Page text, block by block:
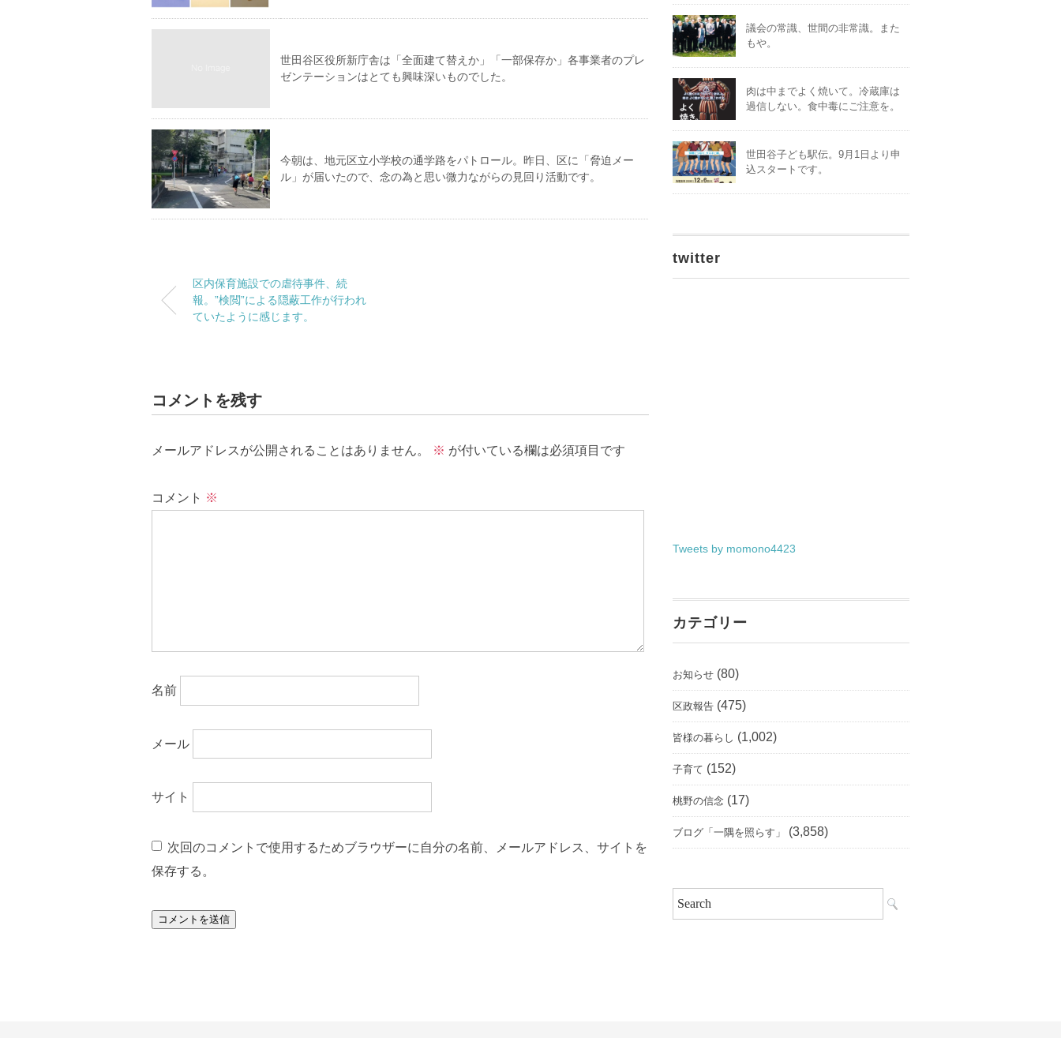
世田谷区役所新庁舎は「全面建て替えか」「一部保存か」各事業者のプレ
ゼンテーションはとても興味深いものでした。
今朝は、地元区立小学校の通学路をパトロール。昨日、区に「脅迫メー
ル」が届いたので、念の為と思い微力ながらの見回り活動です。
区内保育施設での虐待事件、続
報。”検閲”による隠蔽工作が行われ
ていたように感じます。
コメントを残す
メールアドレスが公開されることはありません。 ※ が付いている欄は必須項目です
コメント ※
名前
メール
サイト
次回のコメントで使用するためブラウザーに自分の名前、メールアドレス、サイトを
保存する。
議会の常識、世間の非常識。また
もや。
肉は中までよく焼いて。冷蔵庫は
過信しない。食中毒にご注意を。
世田谷子ども駅伝。9月1日より申
込スタートです。
twitter
Tweets by momono4423
カテゴリー
お知らせ (80)
区政報告 (475)
皆様の暮らし (1,002)
子育て (152)
桃野の信念 (17)
ブログ「一隅を照らす」 (3,858)